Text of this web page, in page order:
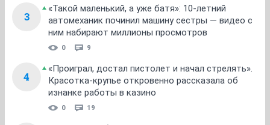
3
«Такой маленький, а уже батя»: 10-летний
автомеханик починил машину сестры — видео с
ним набирают миллионы просмотров
0 9
4
«Проиграл, достал пистолет и начал стрелять».
Красотка-крупье откровенно рассказала об
изнанке работы в казино
0 19